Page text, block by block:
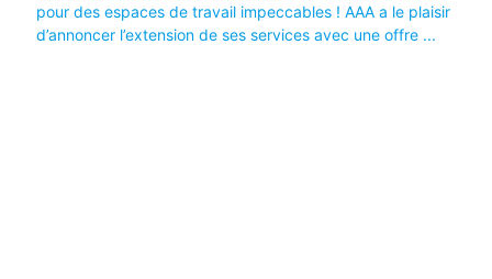
pour des espaces de travail impeccables ! AAA a le plaisir
d’annoncer l’extension de ses services avec une offre ...